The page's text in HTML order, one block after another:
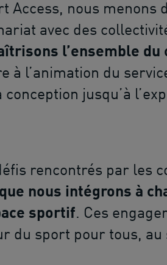
Access, nous menons
avec des
l’ensemble
à l’animation du
jusqu’à
rencontrés par les
nous intégrons à
sportif. Ces
du sport pour tous,